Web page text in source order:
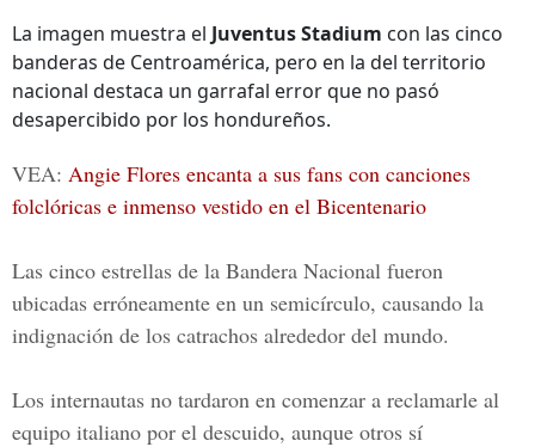
La imagen muestra el Juventus Stadium con las cinco
banderas de Centroamérica, pero en la del territorio
nacional destaca un garrafal error que no pasó
desapercibido por los hondureños.
VEA: Angie Flores encanta a sus fans con canciones
folclóricas e inmenso vestido en el Bicentenario
Las cinco estrellas de la Bandera Nacional fueron
ubicadas erróneamente en un semicírculo, causando la
indignación de los catrachos alrededor del mundo.
Los internautas no tardaron en comenzar a reclamarle al
equipo italiano por el descuido, aunque otros sí